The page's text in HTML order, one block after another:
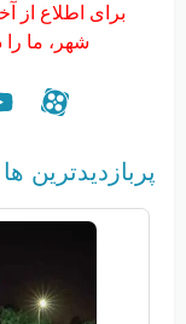
برای اطلاع از
شهر، ما را
پربازدیدترین ها